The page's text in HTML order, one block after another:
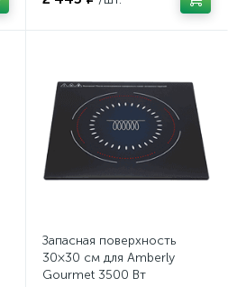
Запасная поверхность
30×30 см для Amberly
Gourmet 3500 Вт